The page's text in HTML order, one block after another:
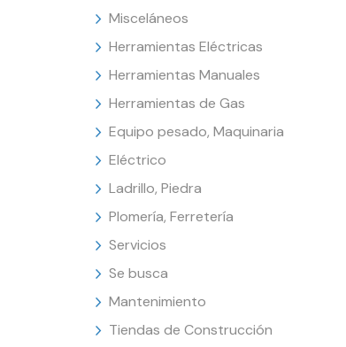
Misceláneos
Herramientas Eléctricas
Herramientas Manuales
Herramientas de Gas
Equipo pesado, Maquinaria
Eléctrico
Ladrillo, Piedra
Plomería, Ferretería
Servicios
Se busca
Mantenimiento
Tiendas de Construcción